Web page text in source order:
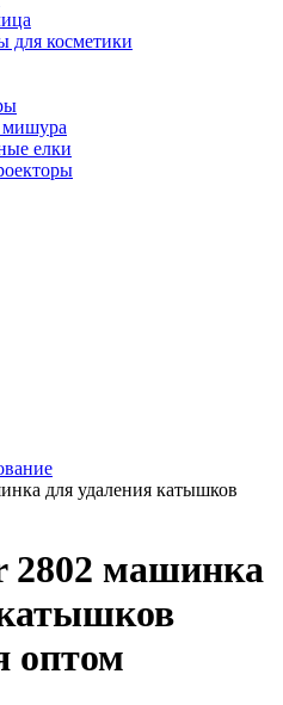
для косметики
елки
для удаления катышков
2802 машинка
оптом